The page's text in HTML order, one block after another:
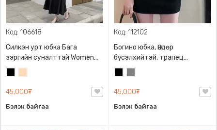
Код: 106618
Силкэн урт юбка Бага
зэргийн суналттай Women
long skirt
45,000₮
Бэлэн байгаа
Код: 112102
Богино юбка, Өндөр
бүсэлхийтэй, трапец
хэлбэрийн, хар өнгийн
бүстэй, урд болон хажуудаа
халаастай
45,000₮
Бэлэн байгаа